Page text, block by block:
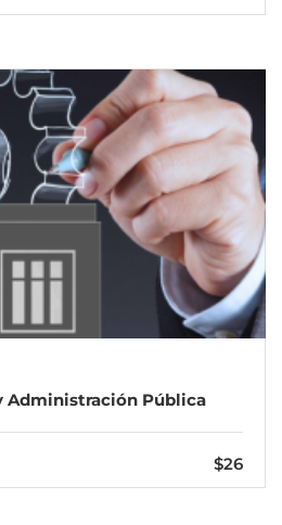
Administración Pública
$26